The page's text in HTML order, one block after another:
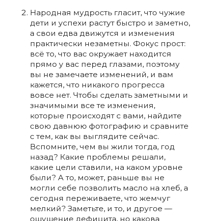
Народная мудрость гласит, что чужие
дети и успехи растут быстро и заметно,
а свои едва движутся и изменения
практически незаметны. Фокус прост:
всё то, что вас окружает находится
прямо у вас перед глазами, поэтому
вы не замечаете изменений, и вам
кажется, что никакого прогресса
вовсе нет. Чтобы сделать заметными и
значимыми все те изменения,
которые происходят с вами, найдите
свою давнюю фотографию и сравните
с тем, как вы выглядите сейчас.
Вспомните, чем вы жили тогда, год
назад? Какие проблемы решали,
какие цели ставили, на каком уровне
были? А то, может, раньше вы не
могли себе позволить масло на хлеб, а
сегодня переживаете, что жемчуг
мелкий? Заметьте, и то, и другое —
ощущение дефицита, но какова